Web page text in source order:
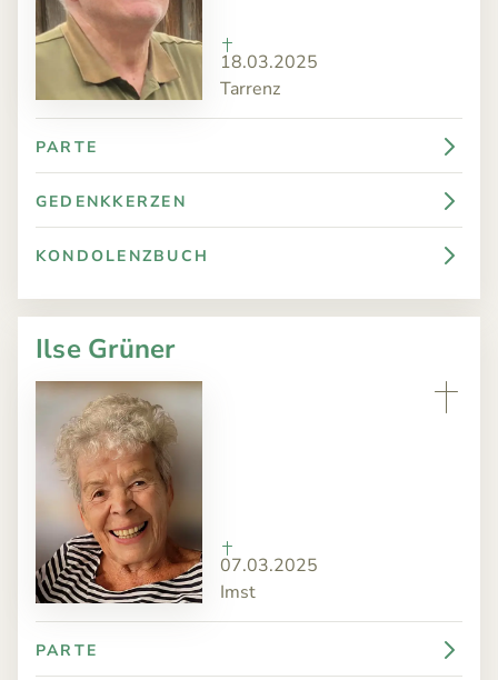
18.03.2025
Tarrenz
PARTE
GEDENKKERZEN
KONDOLENZBUCH
Ilse Grüner
07.03.2025
Imst
PARTE